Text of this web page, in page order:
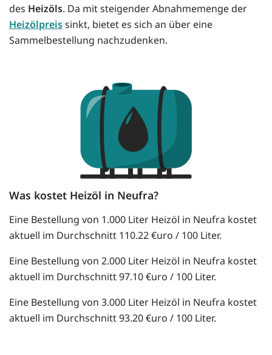
des Heizöls. Da mit steigender Abnahmemenge der
Heizölpreissinkt, bietet es sich an über eine
Sammelbestellung nachzudenken.
Was kostet Heizöl in Neufra?
Eine Bestellung von 1.000 Liter Heizöl in Neufra kostet
aktuell im Durchschnitt 110.22 €uro / 100 Liter.
Eine Bestellung von 2.000 Liter Heizöl in Neufra kostet
aktuell im Durchschnitt 97.10 €uro / 100 Liter.
Eine Bestellung von 3.000 Liter Heizöl in Neufra kostet
aktuell im Durchschnitt 93.20 €uro / 100 Liter.